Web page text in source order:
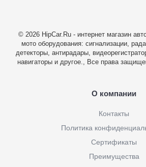
© 2026 HipCar.Ru - интернет магазин
мото оборудования: сигнализации,
детекторы, антирадары,
навигаторы и другое., Все права
О компании
Контакты
Политика
Сертификаты
Преимущества